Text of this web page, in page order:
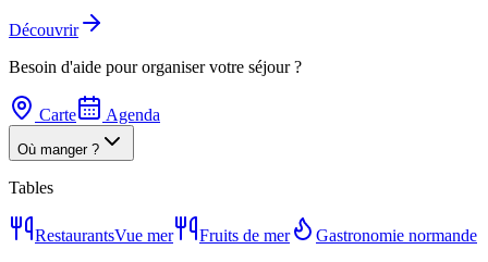
Découvrir
Besoin d'aide pour organiser votre séjour ?
Carte Agenda
Où manger ?
Tables
RestaurantsVue mer Fruits de mer
Gastronomie normande